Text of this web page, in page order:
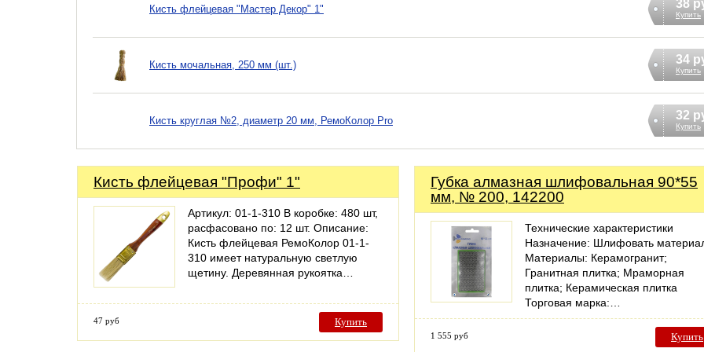
Кисть флейцевая "Мастер Декор" 1" 38
Купить
Кисть мочальная, 250 мм (шт.) 34
Купить
Кисть круглая №2, диаметр 20 мм, РемоКолор Pro 32
Купить
Кисть флейцевая "Профи" 1"
Артикул: 01-1-310 В коробке: 480 шт,
расфасовано по: 12 шт. Описание:
Кисть флейцевая РемоКолор 01-1-
310 имеет натуральную светлую
щетину. Деревянная рукоятка…
47 руб Купить
Губка алмазная шлифовальная 90*55
мм, № 200, 142200
Технические характеристики
Назначение: Шлифовать
Материалы: Керамогранит;
Гранитная плитка; Мраморная
плитка; Керамическая плитка
Торговая марка:…
1 555 руб Купить